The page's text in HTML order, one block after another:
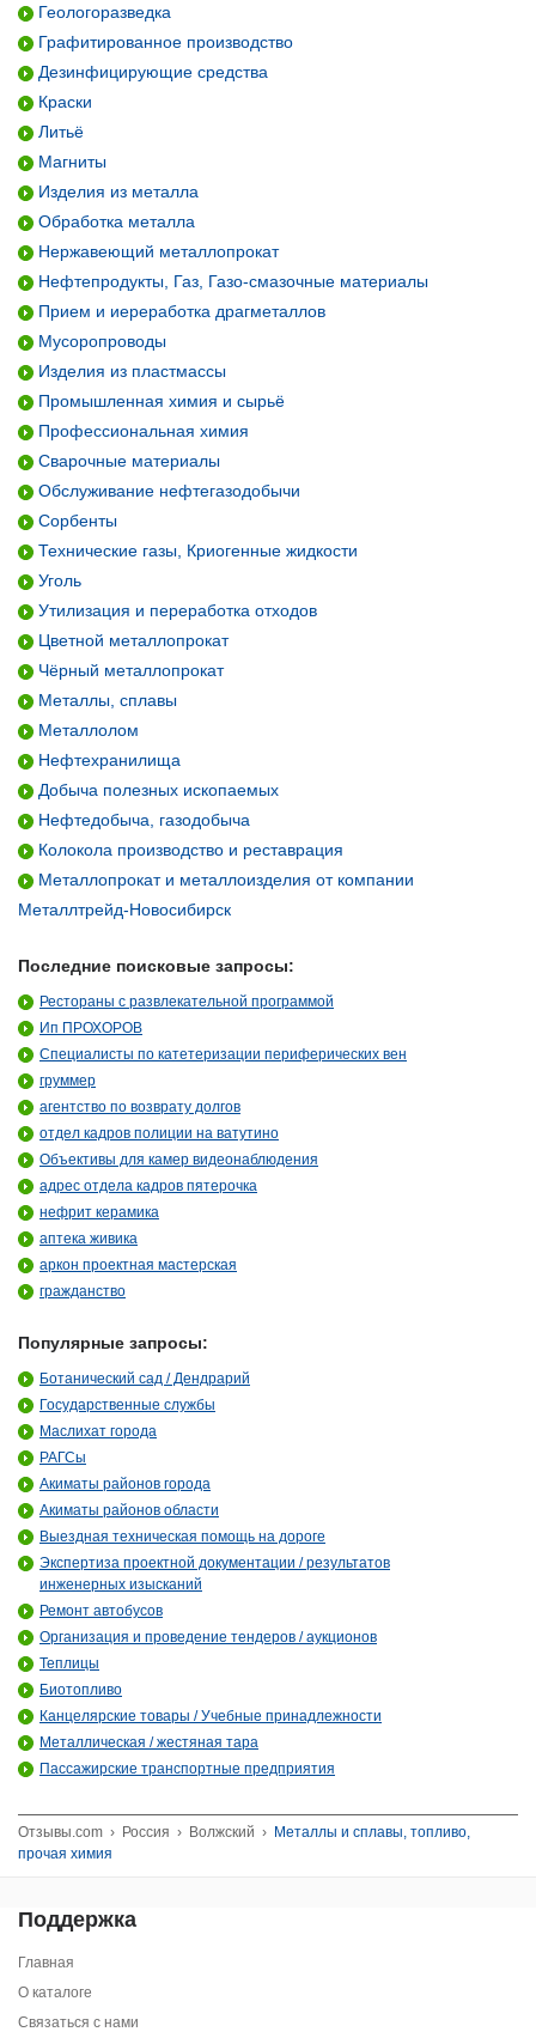
Геологоразведка
Графитированное производство
Дезинфицирующие средства
Краски
Литьё
Магниты
Изделия из металла
Обработка металла
Нержавеющий металлопрокат
Нефтепродукты, Газ, Газо-смазочные материалы
Прием и иереработка драгметаллов
Мусоропроводы
Изделия из пластмассы
Промышленная химия и сырьё
Профессиональная химия
Сварочные материалы
Обслуживание нефтегазодобычи
Сорбенты
Технические газы, Криогенные жидкости
Уголь
Утилизация и переработка отходов
Цветной металлопрокат
Чёрный металлопрокат
Металлы, сплавы
Металлолом
Нефтехранилища
Добыча полезных ископаемых
Нефтедобыча, газодобыча
Колокола производство и реставрация
Металлопрокат и металлоизделия от компании
Металлтрейд-Новосибирск
Последние поисковые запросы:
Рестораны с развлекательной программой
Ип ПРОХОРОВ
Специалисты по катетеризации периферических вен
груммер
агентство по возврату долгов
отдел кадров полиции на ватутино
Объективы для камер видеонаблюдения
адрес отдела кадров пятерочка
нефрит керамика
аптека живика
аркон проектная мастерская
гражданство
Популярные запросы:
Ботанический сад / Дендрарий
Государственные службы
Маслихат города
РАГСы
Акиматы районов города
Акиматы районов области
Выездная техническая помощь на дороге
Экспертиза проектной документации / результатов
инженерных изысканий
Ремонт автобусов
Организация и проведение тендеров / аукционов
Теплицы
Биотопливо
Канцелярские товары / Учебные принадлежности
Металлическая / жестяная тара
Пассажирские транспортные предприятия
Отзывы.com › Россия › Волжский › Металлы и сплавы, топливо,
прочая химия
Поддержка
Главная
О каталоге
Связаться с нами